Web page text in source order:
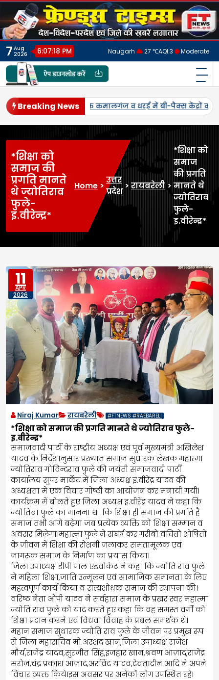
Skip
content
7 Aug
2026
6:07:21 PM Naugarh 27 ℃AQI:3 Moderate
फ्रेंड्स टाइम्स
Breaking News
में पहली बार एमएसपी पर होगी उड़द-मूंग की खरीद, सलोन के
*शिक्षा को
समाज की
प्रगति मानते
थे ज्योतिराव
फुले-
इ.वीरेन्द्र*
Home >
उत्तर
प्रदेश
> रायबरेली>
*शिक्षा को
समाज
की प्रगति
मानते थे
ज्योतिराव
फुले-
इ.वीरेन्द्र*
11
APR
2026
Niraj Kumar रायबरेली #FTNEWS #RAEBARELI
*शिक्षा को समाज की प्रगति मानते थे ज्योतिराव फुले-
इ.वीरेन्द्र*
समाजवादी पार्टी के राष्ट्रीय अध्यक्ष एवं पूर्व मुख्यमंत्री अखिलेश
यादव के निर्देशानुसार प्रख्यात समाज सुधारक लेखक महात्मा
ज्योतिराव गोविन्दराव फुले की जयंती समाजवादी पार्टी
कार्यालय सुपर मार्केट में जिला अध्यक्ष इ.वीरेंद्र यादव की
अध्यक्षता में एक विचार गोष्ठी का आयोजन कर मनायी गयी।
कार्यक्रम में बोलते हुए जिला अध्यक्ष इ.वीरेंद्र यादव ने कहा कि
ज्योतिबा फुले का मानना था कि शिक्षा ही समाज की प्रगति है
समाज तभी आगे बढ़ेगा जब प्रत्येक व्यक्ति को शिक्षा सम्मान व
अवसर मिलेगा।महात्मा फुले ने संघर्ष कर गरीबों वंचितों शोषितों
के जीवन में शिक्षा की रोशनी जलाकर समतामूलक एवं
जागरूक समाज के निर्माण का प्रयास किया।
जिला उपाध्यक्ष डीपी पाल एडवोकेट ने कहा कि ज्योति राव फुले
ने महिला शिक्षा,जाति उन्मूलन एवं सामाजिक समानता के लिए
महत्वपूर्ण कार्य किया व सत्यशोधक समाज की स्थापना की।
वरिष्ठ नेता ओपी यादव ने सर्वहारा समाज के प्रखर स्वर महात्मा
ज्योति राव फुले को याद करते हुए कहा कि वह समस्त वर्गों को
शिक्षा प्रदान करने एवं विधवा विवाह के प्रबल समर्थक थे।
महान समाज सुधारक ज्योति राव फुले के जीवन पर प्रमुख रूप
से जिला महासचिव मो.अरशद खान,जिला उपाध्यक्ष राजेश
मौर्य,राजेंद्र यादव,सुरजीत सिंह,इजहार खान,श्रवण आज़ाद,राजेंद्र
सरोज,चंद्र प्रकाश आज़ाद,अरविंद यादव,देवतादीन आदि ने अपने
विचार व्यक्त किये।इस अवसर पर अनेकों लोग उपस्थित रहे।